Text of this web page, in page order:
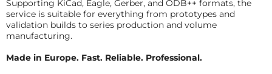
Supporting KiCad, Eagle, Gerber, and ODB++ formats, the
service is suitable for everything from prototypes and
validation builds to series production and volume
manufacturing.
Made in Europe. Fast. Reliable. Professional.